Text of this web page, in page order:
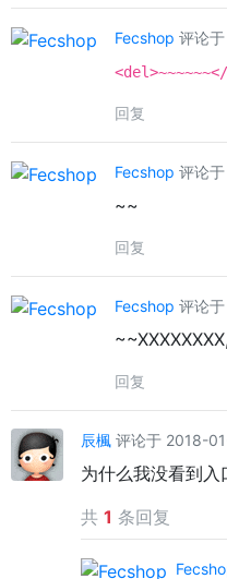
Fecshop 评论
回复
Fecshop 评论
~~
回复
Fecshop 评论
回复
辰楓 评论于 2018-
为什么我没看到入
共 1 条回复